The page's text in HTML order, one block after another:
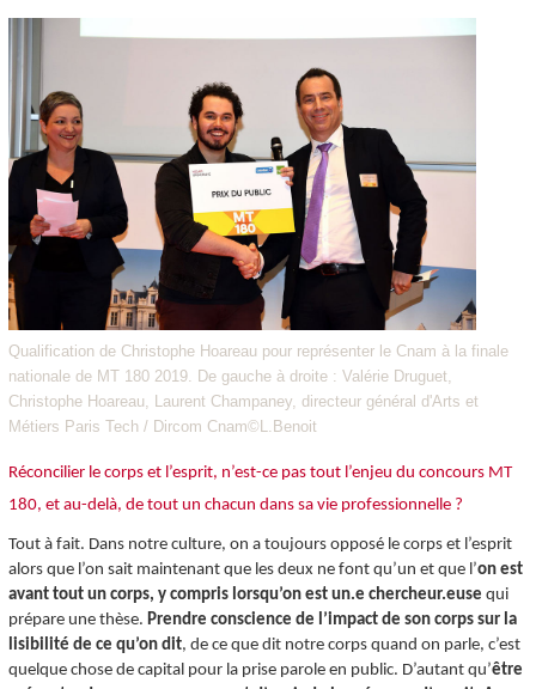
Qualification de Christophe Hoareau pour représenter le Cnam à la finale
nationale de MT 180 2019. De gauche à droite : Valérie Druguet,
Christophe Hoareau, Laurent Champaney, directeur général d'Arts et
Métiers Paris Tech / Dircom Cnam©L.Benoit
Réconcilier le corps et l’esprit, n’est-ce pas tout l’enjeu du concours MT
180, et au-delà, de tout un chacun dans sa vie professionnelle ?
Tout à fait. Dans notre culture, on a toujours opposé le corps et l’esprit
alors que l’on sait maintenant que les deux ne font qu’un et que l’on est
avant tout un corps, y compris lorsqu’on est un.e chercheur.euse qui
prépare une thèse. Prendre conscience de l’impact de son corps sur la
lisibilité de ce qu’on dit, de ce que dit notre corps quand on parle, c’est
quelque chose de capital pour la prise parole en public. D’autant qu’être